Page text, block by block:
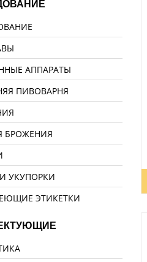
АППАРАТЫ
ПИВОВАРНЯ
БРОЖЕНИЯ
УКУПОРКИ
ЭТИКЕТКИ